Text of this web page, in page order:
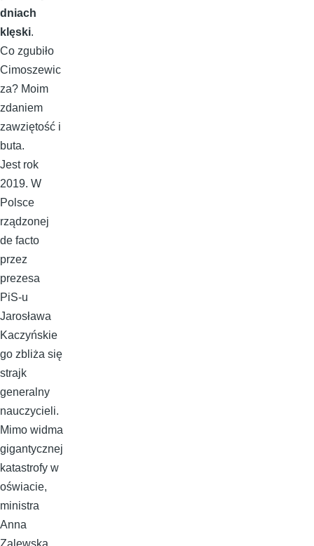
dniach
klęski.
Co zgubiło
Cimoszewic
za? Moim
zdaniem
zawziętość i
buta.
Jest rok
2019. W
Polsce
rządzonej
de facto
przez
prezesa
PiS-u
Jarosława
Kaczyńskie
go zbliża się
strajk
generalny
nauczycieli.
Mimo widma
gigantycznej
katastrofy w
oświacie,
ministra
Anna